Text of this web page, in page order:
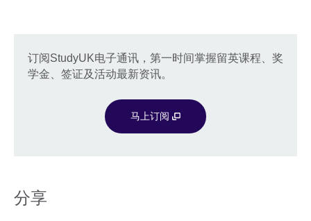
订阅StudyUK电子通讯，第一时间掌握留英课程、奖
学金、签证及活动最新资讯。
马上订阅
分享